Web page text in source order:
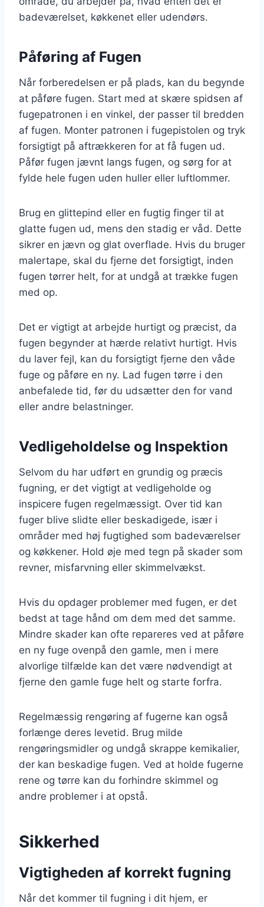
badeværelset, køkkenet eller udendørs.
Påføring af Fugen
Når forberedelsen er på plads, kan du begynde
at påføre fugen. Start med at skære spidsen af
fugepatronen i en vinkel, der passer til bredden
af fugen. Monter patronen i fugepistolen og tryk
forsigtigt på aftrækkeren for at få fugen ud.
Påfør fugen jævnt langs fugen, og sørg for at
fylde hele fugen uden huller eller luftlommer.
Brug en glittepind eller en fugtig finger til at
glatte fugen ud, mens den stadig er våd. Dette
sikrer en jævn og glat overflade. Hvis du bruger
malertape, skal du fjerne det forsigtigt, inden
fugen tørrer helt, for at undgå at trække fugen
med op.
Det er vigtigt at arbejde hurtigt og præcist, da
fugen begynder at hærde relativt hurtigt. Hvis
du laver fejl, kan du forsigtigt fjerne den våde
fuge og påføre en ny. Lad fugen tørre i den
anbefalede tid, før du udsætter den for vand
eller andre belastninger.
Vedligeholdelse og Inspektion
Selvom du har udført en grundig og præcis
fugning, er det vigtigt at vedligeholde og
inspicere fugen regelmæssigt. Over tid kan
fuger blive slidte eller beskadigede, især i
områder med høj fugtighed som badeværelser
og køkkener. Hold øje med tegn på skader som
revner, misfarvning eller skimmelvækst.
Hvis du opdager problemer med fugen, er det
bedst at tage hånd om dem med det samme.
Mindre skader kan ofte repareres ved at påføre
en ny fuge ovenpå den gamle, men i mere
alvorlige tilfælde kan det være nødvendigt at
fjerne den gamle fuge helt og starte forfra.
Regelmæssig rengøring af fugerne kan også
forlænge deres levetid. Brug milde
rengøringsmidler og undgå skrappe kemikalier,
der kan beskadige fugen. Ved at holde fugerne
rene og tørre kan du forhindre skimmel og
andre problemer i at opstå.
Sikkerhed
Vigtigheden af korrekt fugning
Når det kommer til fugning i dit hjem, er